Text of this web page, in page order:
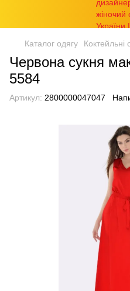
Каталог одягу Коктейльні
Червона сукня
5584
Артикул: 2800000047047